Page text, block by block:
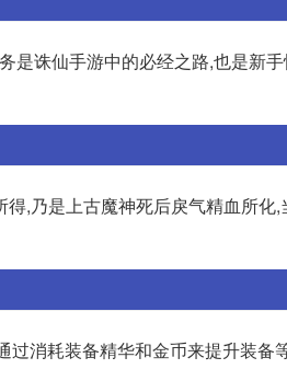
是诛仙手游中的必经之路,也是新
,乃是上古魔神死后戾气精血所化
消耗装备精华和金币来提升装备